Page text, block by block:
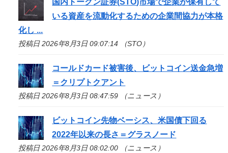
いる資産を流動化するための企業間協力が本格
化し ...
投稿日 2026年8月3日 09:07:14 （STO）
コールドカード被害後、ビットコイン送金急増
＝クリプトクアント
投稿日 2026年8月3日 08:47:59 （ニュース）
ビットコイン先物ベーシス、米国債下回る
2022年以来の長さ＝グラスノード
投稿日 2026年8月3日 08:02:00 （ニュース）